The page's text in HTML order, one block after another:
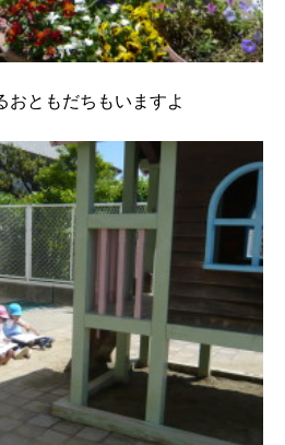
おともだちもいますよ